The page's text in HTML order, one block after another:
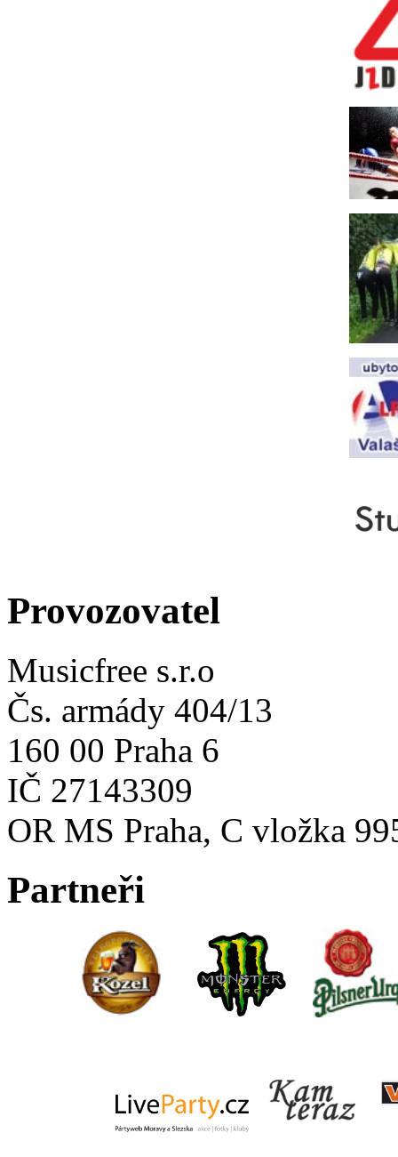
Provozovatel
Musicfree s.r.o
Čs. armády 404/13
160 00 Praha 6
IČ 27143309
OR MS Praha, C vložka
Partneři